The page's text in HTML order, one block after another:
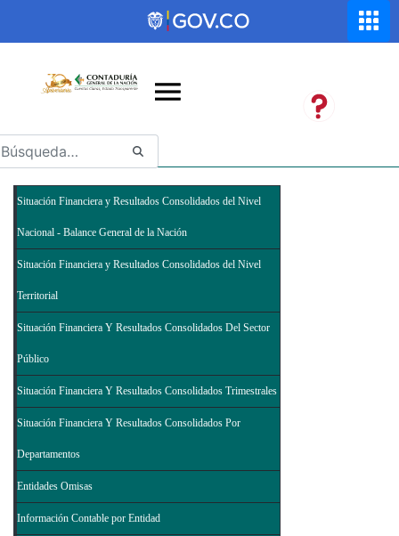
Saltar al contenido principal
Abrir menú de accesibilidad
Situación Financiera y Resultados Consolidados del Nivel
Nacional - Balance General de la Nación
Situación Financiera y Resultados Consolidados del Nivel
Territorial
Situación Financiera Y Resultados Consolidados Del Sector
Público
Situación Financiera Y Resultados Consolidados Trimestrales
Situación Financiera Y Resultados Consolidados Por
Departamentos
Entidades Omisas
Información Contable por Entidad